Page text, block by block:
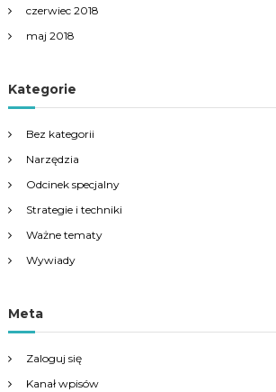
czerwiec 2018
maj 2018
Kategorie
Bez kategorii
Narzędzia
Odcinek specjalny
Strategie i techniki
Ważne tematy
Wywiady
Meta
Zaloguj się
Kanał wpisów